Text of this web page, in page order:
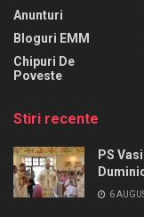
Anunturi
Bloguri EMM
Chipuri De
Poveste
Stiri recente
PS
6